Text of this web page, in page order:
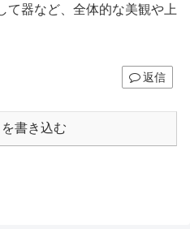
て器など、全体的な美観や上
返信
書き込む